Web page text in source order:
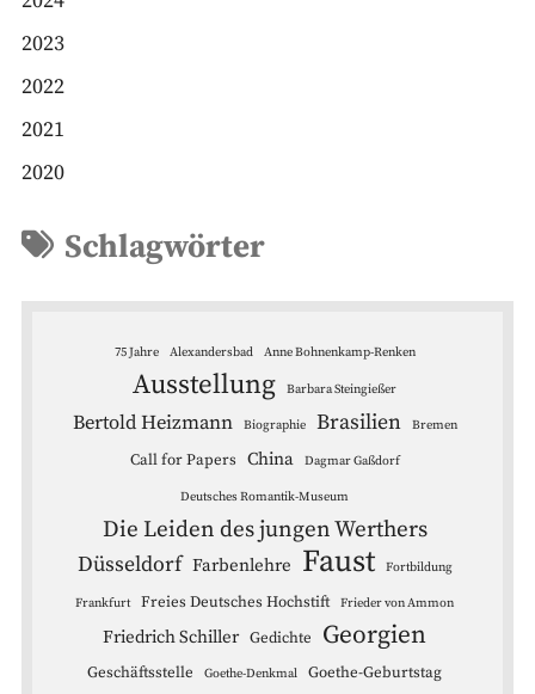
2023
2022
2021
2020
Schlagwörter
75 Jahre Alexandersbad Anne Bohnenkamp-Renken
Ausstellung Barbara Steingießer
Bertold Heizmann Biographie Brasilien Bremen
Call for Papers China Dagmar Gaßdorf
Deutsches Romantik-Museum
Die Leiden des jungen Werthers
Düsseldorf Farbenlehre Faust Fortbildung
Frankfurt Freies Deutsches Hochstift Frieder von Ammon
Friedrich Schiller Gedichte Georgien
Geschäftsstelle Goethe-Denkmal Goethe-Geburtstag